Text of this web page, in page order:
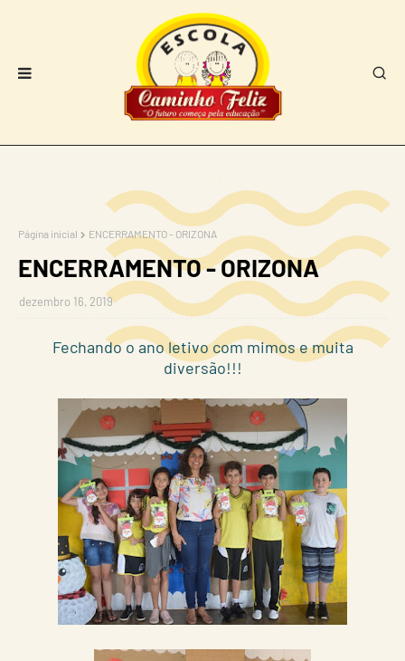
Página inicial ENCERRAMENTO - ORIZONA
ENCERRAMENTO - ORIZONA
dezembro 16, 2019
Fechando o ano letivo com mimos e muita
diversão!!!